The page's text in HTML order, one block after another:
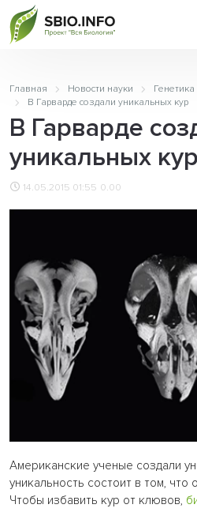
Главная Новости науки
Генетика
В Гарварде создали уникальных кур
В Гарварде
уникальных кур
14.05.2015 01:55 0.00
Американские ученые создали
уникальность состоит в том, что
Чтобы избавить кур от клювов,